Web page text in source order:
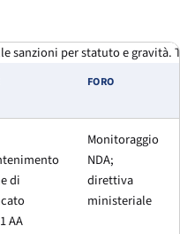
sanzioni per statuto e gravità.
FORO
di
AA
Monitoraggio
NDA;
direttiva
ministeriale